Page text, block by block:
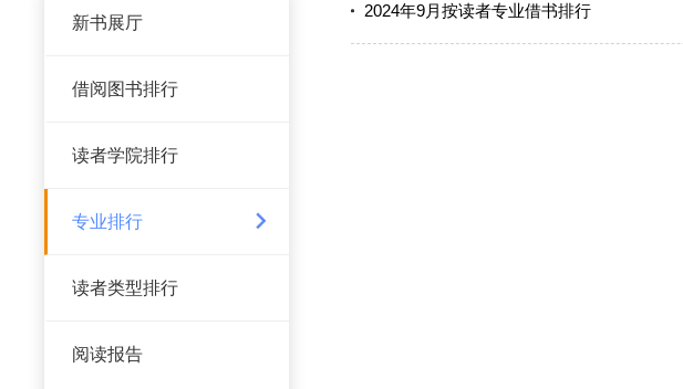
新书展厅
借阅图书排行
读者学院排行
专业排行
读者类型排行
阅读报告
2024年9月按读者专业借书排行